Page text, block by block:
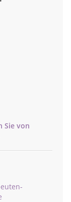
Sie von